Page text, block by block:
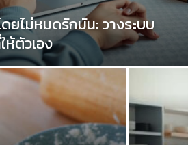
ยไม่หมดรักมัน: วางระบบ
ตัวเอง